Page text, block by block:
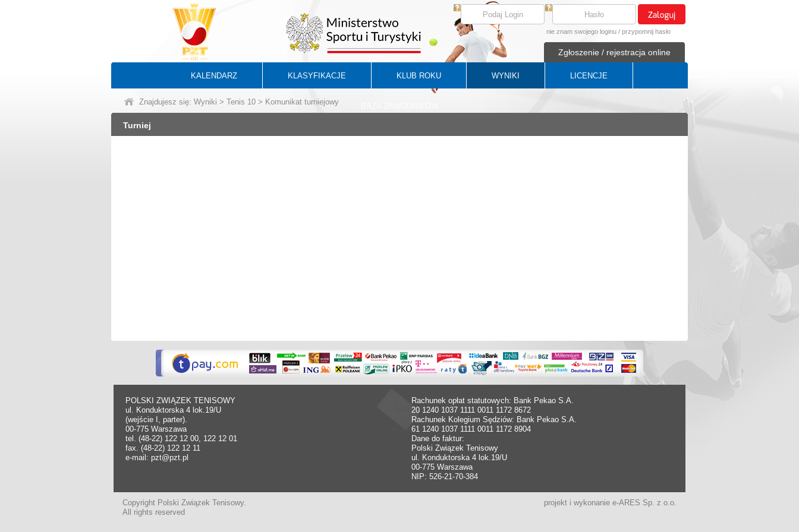
nie znam swojego loginu / przypomnij hasło
Zgłoszenie / rejestracja online
KALENDARZ KLASYFIKACJE KLUB ROKU WYNIKI LICENCJE
Znajdujesz się: Wyniki > Tenis 10 > Komunikat turniejowy
Turniej
POLSKI ZWIĄZEK TENISOWY
ul. Konduktorska 4 lok.19/U
(wejście I, parter).
00-775 Warszawa
tel. (48-22) 122 12 00, 122 12 01
fax. (48-22) 122 12 11
e-mail: pzt@pzt.pl
Rachunek opłat statutowych: Bank Pekao S.A.
20 1240 1037 1111 0011 1172 8672
Rachunek Kolegium Sędziów: Bank Pekao S.A.
61 1240 1037 1111 0011 1172 8904
Dane do faktur:
Polski Związek Tenisowy
ul. Konduktorska 4 lok.19/U
00-775 Warszawa
NIP: 526-21-70-384
Copyright Polski Związek Tenisowy.
All rights reserved
projekt i wykonanie e-ARES Sp. z o.o.